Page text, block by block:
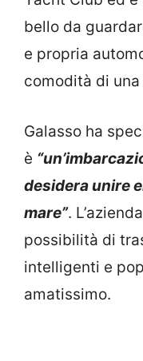
bello da
e propria
comodità di
Galasso ha
è
desidera unire
mare”.
possibilità di
intelligenti e
amatissimo.